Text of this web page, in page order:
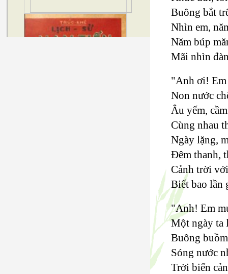
Buông bắt
Nhìn em,
Năm búp
Mãi nhìn
"Anh ơi!
Non nước
Âu yếm,
Cùng nhau
Ngày lặng,
Đêm thanh,
Cảnh trời
Biết bao lần
"Anh! Em
Một ngày ta
Buông
Sóng nước
Trời biển